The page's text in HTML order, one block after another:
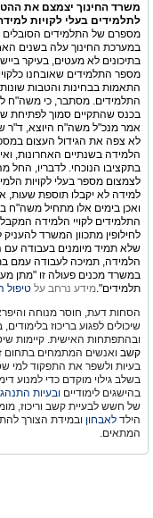
משרד החינוך יצמצם את
לתלמידים בעלי לקויות
מספרם של התלמידים הסובלים
במערכת החינוך עלה בשנים
בתיכונים לא מעטים, בעיקר
מספר התלמידים שאובחנו
התלמידים. מסתבר, כי משה"ח
בכנס שהתקיים סמוך לפתיחת
אמר מנכ"ל משה"ח היוצא, ד"ר
לא צפה את הגידול העצום
הלמידה בשנתיים האחרונות,
בתקציבו הנוכחי. לדבריו,
לצמצום מספר בעלי לקויות
למידה לא יקבלו תוספת שעות,
ואכן בימים אלו מתחיל משה"ח
התלמידים לקויי הלמידה
לחילופין מתכוון המשרד
שלא תמיד מיומנים בעבודה עם
הלמידה, תמיכה לעבודה עמם
במשרד מכנים פעולה זו "מתן
תלמידים".מידע נרחב על טיפול
הסחות דעת, חוסר מנוחה
שיכולים לפגוע בריכוז
ובהתפתחות האישית. קיימות
קשב ואנשים המתמחים בתחום
בעיות ולשפר את התפקוד למי
בשלב גילוי מוקדם כדי למנוע
בהישגים לימודיים ובעיות
של חשש לבעיית קשב וריכוז,
הילד לאבחון ובמידת הצורך
המתאים.